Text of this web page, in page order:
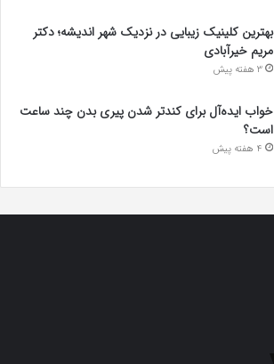
بهترین کلینیک زیبایی در نزدیک شهر اندیشه؛ دکتر
مریم خیرآبادی
3 هفته پیش
خواب ایده‌آل برای کندتر شدن پیری بدن چند ساعت
است؟
4 هفته پیش